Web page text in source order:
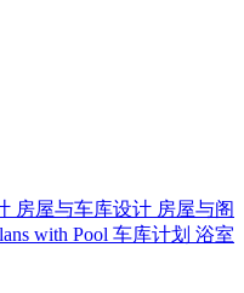
房屋与车库设计 房屋与阁
with Pool 车库计划 浴室